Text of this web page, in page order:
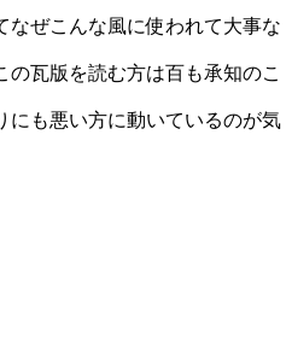
なぜこんな風に使われて大事な
瓦版を読む方は百も承知のこ
にも悪い方に動いているのが気